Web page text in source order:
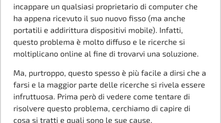
incappare un qualsiasi proprietario di computer che
ha appena ricevuto il suo nuovo fisso (ma anche
portatili e addirittura dispositivi mobile). Infatti,
questo problema è molto diffuso e le ricerche si
moltiplicano online al fine di trovarvi una soluzione.
Ma, purtroppo, questo spesso è più facile a dirsi che a
farsi e la maggior parte delle ricerche si rivela essere
infruttuosa. Prima però di vedere come tentare di
risolvere questo problema, cerchiamo di capire di
cosa si tratti e quali sono le sue cause.